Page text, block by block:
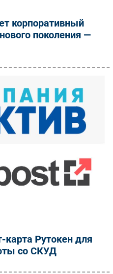
корпоративный
поколения —
карта Рутокен для
со СКУД